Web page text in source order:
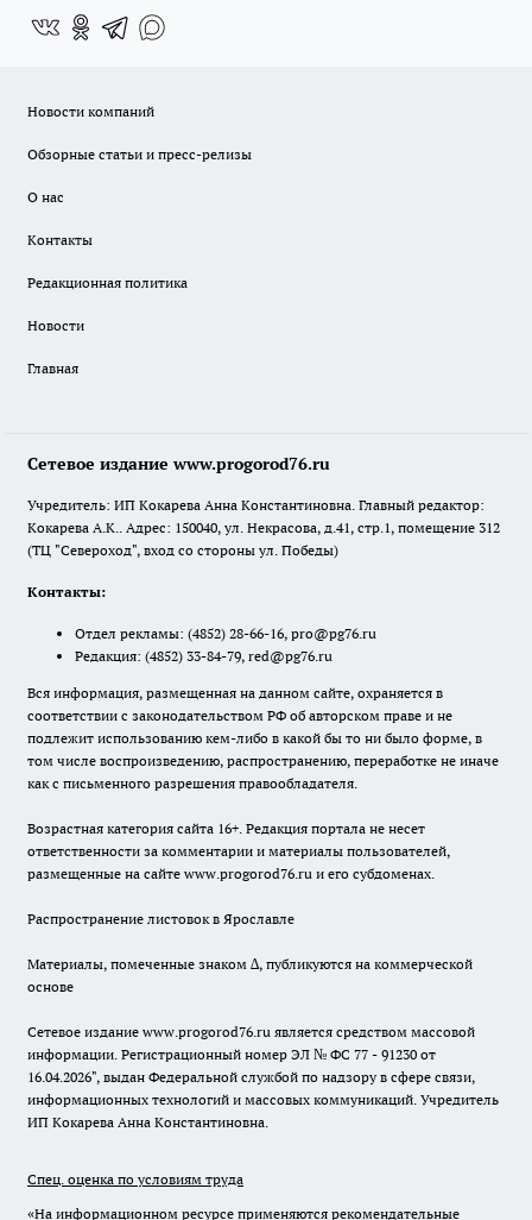
Новости компаний
Обзорные статьи и пресс-релизы
О нас
Контакты
Редакционная политика
Новости
Главная
Сетевое издание www.progorod76.ru
Учредитель: ИП Кокарева Анна Константиновна. Главный редактор:
Кокарева А.К.. Адрес: 150040, ул. Некрасова, д.41, стр.1, помещение 312
(ТЦ "Североход", вход со стороны ул. Победы)
Контакты:
Отдел рекламы: (4852) 28-66-16, pro@pg76.ru
Редакция: (4852) 33-84-79, red@pg76.ru
Вся информация, размещенная на данном сайте, охраняется в
соответствии с законодательством РФ об авторском праве и не
подлежит использованию кем-либо в какой бы то ни было форме, в
том числе воспроизведению, распространению, переработке не иначе
как с письменного разрешения правообладателя.
Возрастная категория сайта 16+. Редакция портала не несет
ответственности за комментарии и материалы пользователей,
размещенные на сайте www.progorod76.ru и его субдоменах.
Распространение листовок в Ярославле
Материалы, помеченные знаком ∆, публикуются на коммерческой
основе
Сетевое издание www.progorod76.ru является средством массовой
информации. Регистрационный номер ЭЛ № ФС 77 - 91230 от
16.04.2026", выдан Федеральной службой по надзору в сфере связи,
информационных технологий и массовых коммуникаций. Учредитель
ИП Кокарева Анна Константиновна.
Спец. оценка по условиям труда
«На информационном ресурсе применяются рекомендательные